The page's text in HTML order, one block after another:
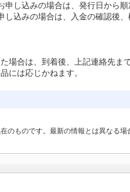
申し込みの場合は、発行日から
し込みの場合は、入金の確認後
場合は、到着後、上記連絡先ま
には応じかねます。
のものです。最新の情報とは異なる